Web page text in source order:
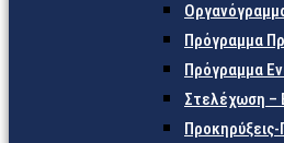
Πρόγραμμα
Πρόγραμμα
Στελέχωση –